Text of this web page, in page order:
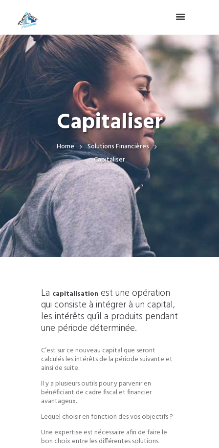
Capitaliser
Home
Solutions Financières
Capitaliser
La capitalisation est une opération
qui consiste à intégrer à un capital,
les intérêts qu’il a produits pendant
une période déterminée.
C’est sur ce nouveau capital que seront
calculés les intérêts de la période suivante et
ainsi de suite.
Il y a plusieurs outils pour y parvenir en
bénéficiant de cadre fiscal et financier
avantageux.
Lequel choisir en fonction des vos objectifs ?
Une expertise est nécessaire afin de faire le
bon choix entre les différentes solutions.